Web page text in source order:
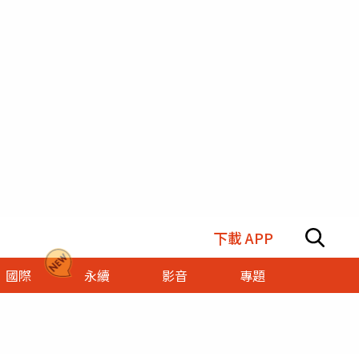
下載 APP
國際 永續 影音 專題